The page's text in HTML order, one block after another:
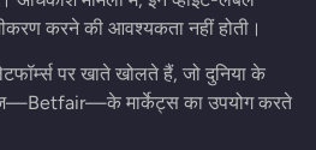
करने की आवश्यकता नहीं होती।
पर खाते खोलते हैं, जो दुनिया के
मार्केट्स का उपयोग करते